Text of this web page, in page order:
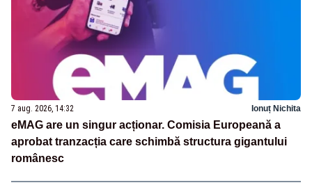
7 aug. 2026, 14:32 Ionuț Nichita
eMAG are un singur acționar. Comisia Europeană a
aprobat tranzacția care schimbă structura gigantului
românesc